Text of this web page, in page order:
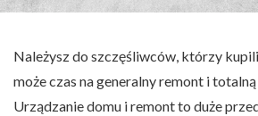
Należysz do szczęśliwców, którzy
może czas na generalny remont i
Urządzanie domu i remont to duże